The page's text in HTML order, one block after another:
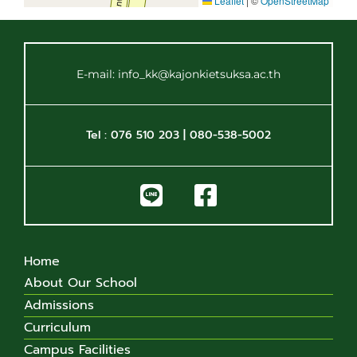
E-mail: info_kk@kajonkietsuksa.ac.th
Tel : 076 510 203 | 080-538-5002
Home
About Our School
Admissions
Curriculum
Campus Facilities